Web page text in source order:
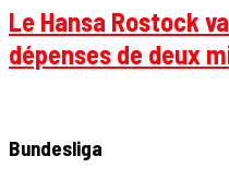
Le Hansa Rostock
dépenses de deux
Bundesliga